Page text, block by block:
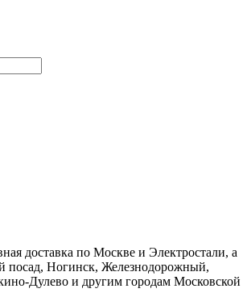
доставка по Москве и Электростали, а
посад, Ногинск, Железнодорожный,
Дулево и другим городам Московской